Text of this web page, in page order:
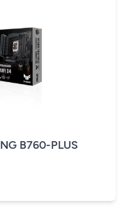
B760-PLUS